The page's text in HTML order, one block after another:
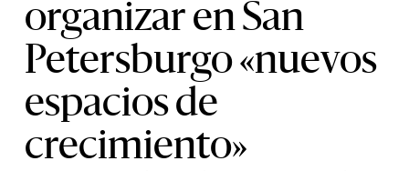
organizar en San
Petersburgo «nuevos
espacios de
crecimiento»